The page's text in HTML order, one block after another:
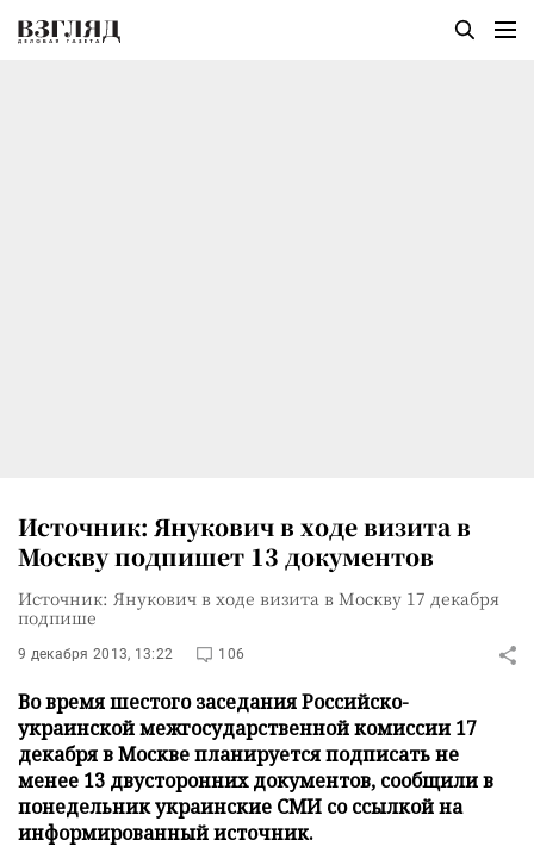
Источник: Янукович в ходе визита в
Москву подпишет 13 документов
Источник: Янукович в ходе визита в Москву 17 декабря
подпише
9 декабря 2013, 13:22 106
Во время шестого заседания Российско-
украинской межгосударственной комиссии 17
декабря в Москве планируется подписать не
менее 13 двусторонних документов, сообщили в
понедельник украинские СМИ со ссылкой на
информированный источник.